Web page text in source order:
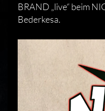
BRAND „live“ beim
Bederkesa.